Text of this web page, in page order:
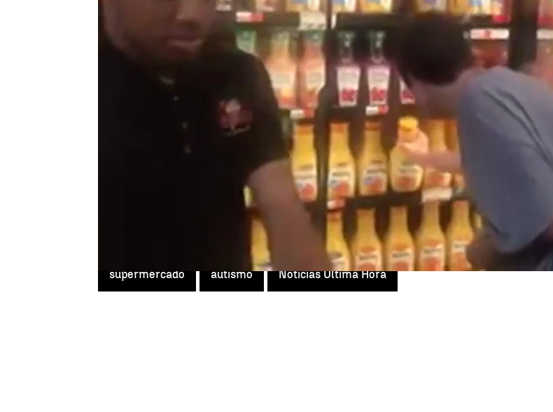
Antena 3 Noticias
04 de agosto de 2018, 14:52 WhatsappFacebook
Una joven ha publicado un vídeo enFacebook en el que
su padre se sorprende
al ver a su hermano con
autismo reponer los estantes delsupermercado
. El
autismo hace que sea difícil realizar este tipo de tareas.
El empleado del supermercado ralentizó su trabajo para que este joven, que
realizaba la reposición de manera lenta, pudiera hacerlo durante más de 30
minutos. En el vídeo, se escucha al padre expresar que estaba "viendo un
supermercado autismo Noticias Última Hora